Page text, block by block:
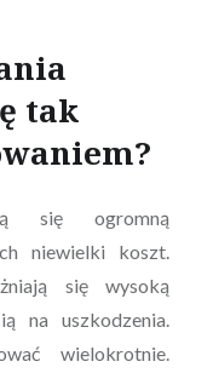
tak
się ogromną
niewielki koszt.
się wysoką
na uszkodzenia.
wielokrotnie.